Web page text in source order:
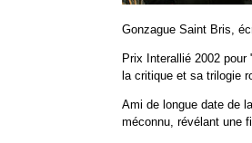
Gonzague Saint Bris,
Prix Interallié 2002
la critique et sa trilogie
Ami de longue date de
méconnu, révélant une